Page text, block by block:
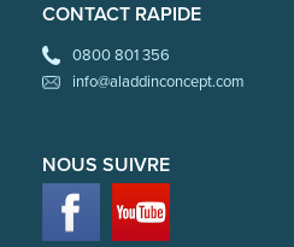
CONTACT RAPIDE
0800 801 356
info@aladdinconcept.com
NOUS SUIVRE